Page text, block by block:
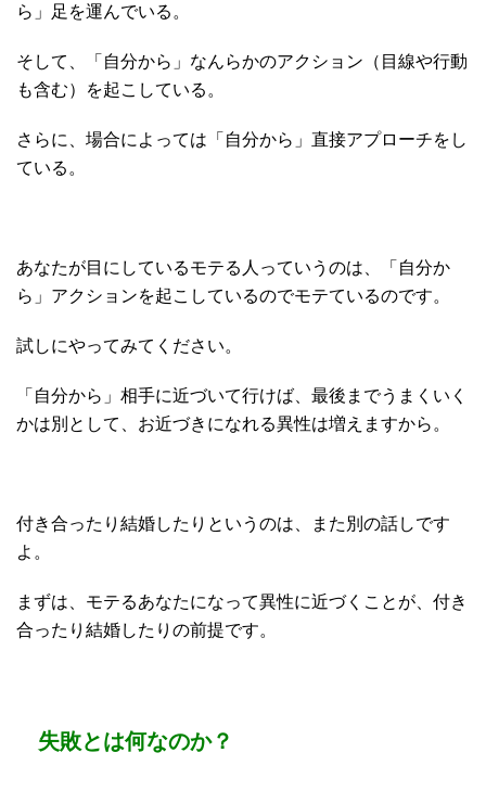
ら」足を運んでいる。
そして、「自分から」なんらかのアクション（目線や行動
も含む）を起こしている。
さらに、場合によっては「自分から」直接アプローチをし
ている。
あなたが目にしているモテる人っていうのは、「自分か
ら」アクションを起こしているのでモテているのです。
試しにやってみてください。
「自分から」相手に近づいて行けば、最後までうまくいく
かは別として、お近づきになれる異性は増えますから。
付き合ったり結婚したりというのは、また別の話しです
よ。
まずは、モテるあなたになって異性に近づくことが、付き
合ったり結婚したりの前提です。
失敗とは何なのか？